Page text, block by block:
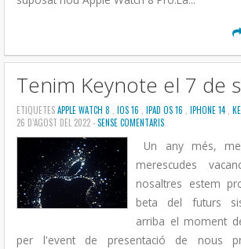
Tenim Keynote el 7 de
ETIQUETESAPPLE WATCH 8 , IOS 16 , IPAD OS 16 , IPHONE 14 ,
26 D’AGOST DEL 2022 -SENSE COMENTARIS
Un any més,
merescudes
nosaltres estem
beta del futurs
arriba el moment
per l'event de presentació de nous